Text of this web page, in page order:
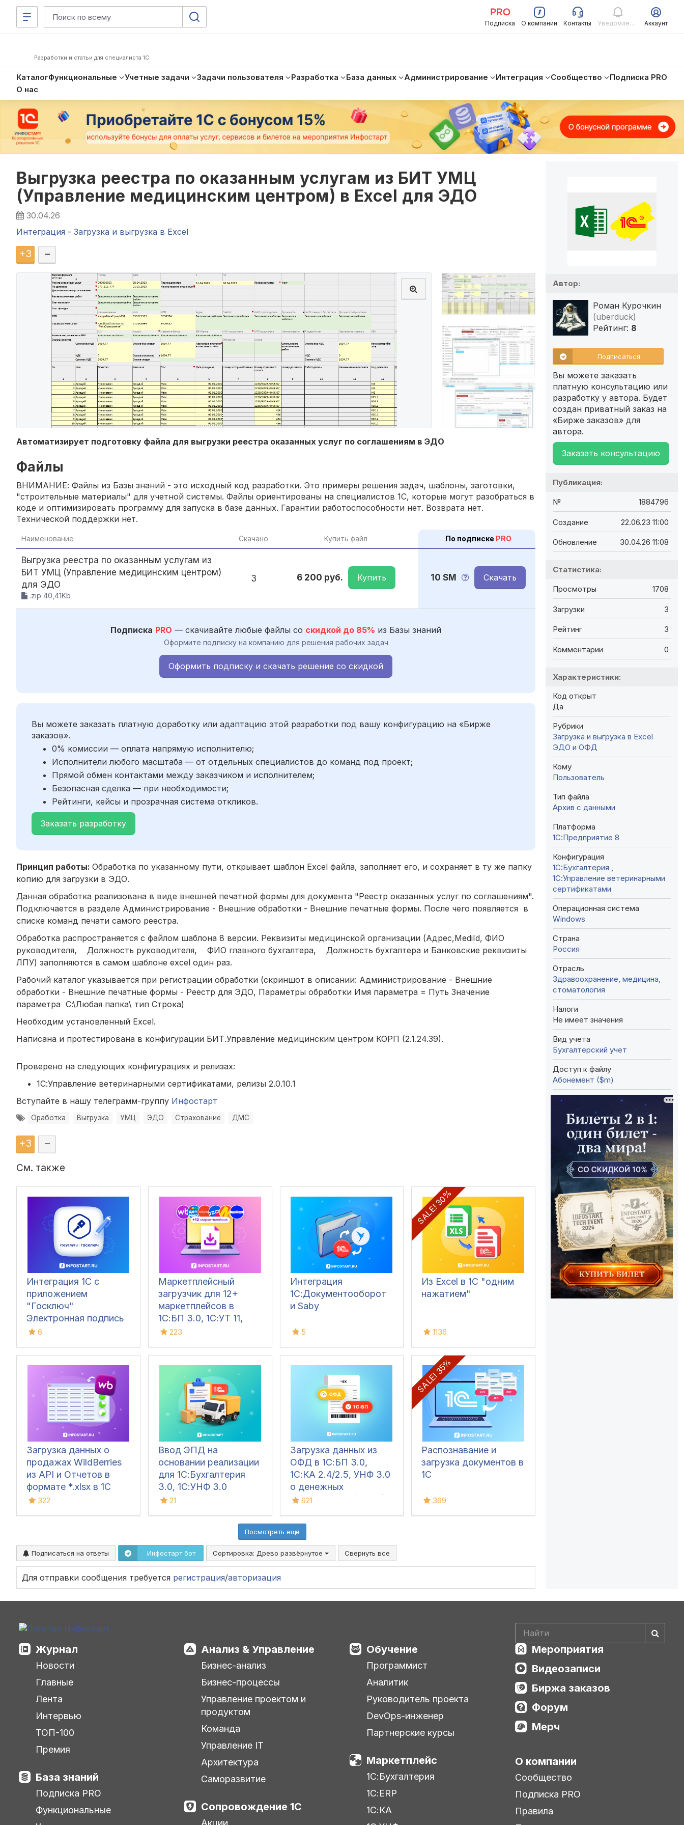
Подписка О компании Контакты Уведомления Аккаунт
Разработки и статьи для специалиста 1С
КаталогФункциональные Учетные задачи Задачи пользователя Разработка База данных Администрирование Интеграция Сообщество
Подписка PRO
О нас
Выгрузка реестра по оказанным услугам из БИТ УМЦ
(Управление медицинским центром) в Excel для ЭДО
30.04.26
Интеграция - Загрузка и выгрузка в Excel
+3 –
Автоматизирует подготовку файла для выгрузки реестра оказанных услуг по соглашениям в ЭДО
Файлы
ВНИМАНИЕ: Файлы из Базы знаний - это исходный код разработки. Это примеры решения задач, шаблоны, заготовки,
"строительные материалы" для учетной системы. Файлы ориентированы на специалистов 1С, которые могут разобраться в
коде и оптимизировать программу для запуска в базе данных. Гарантии работоспособности нет. Возврата нет.
Технической поддержки нет.
Наименование Скачано Купить файл По подписке PRO
Выгрузка реестра по оказанным услугам из
БИТ УМЦ (Управление медицинским центром)
для ЭДО
.zip 40,41Kb
3 6 200 руб. Купить 10 SM Скачать
Подписка PRO — скачивайте любые файлы со скидкой до 85% из Базы знаний
Оформите подписку на компанию для решения рабочих задач
Оформить подписку и скачать решение со скидкой
Вы можете заказать платную доработку или адаптацию этой разработки под вашу конфигурацию на «Бирже
заказов».
0% комиссии — оплата напрямую исполнителю;
Исполнители любого масштаба — от отдельных специалистов до команд под проект;
Прямой обмен контактами между заказчиком и исполнителем;
Безопасная сделка — при необходимости;
Рейтинги, кейсы и прозрачная система откликов.
Заказать разработку
Принцип работы: Обработка по указанному пути, открывает шаблон Excel файла, заполняет его, и сохраняет в ту же папку
копию для загрузки в ЭДО.
Данная обработка реализована в виде внешней печатной формы для документа "Реестр оказанных услуг по соглашениям".
Подключается в разделе Администрирование - Внешние обработки - Внешние печатные формы. После чего появляется в
списке команд печати самого реестра.
Обработка распространяется с файлом шаблона 8 версии. Реквизиты медицинской организации (Адрес,MediId, ФИО
руководителя, Должность руководителя, ФИО главного бухгалтера, Должность бухгалтера и Банковские реквизиты
ЛПУ) заполняются в самом шаблоне excel один раз.
Рабочий каталог указывается при регистрации обработки (скриншот в описании: Администрирование - Внешние
обработки - Внешние печатные формы - Реестр для ЭДО, Параметры обработки Имя параметра = Путь Значение
параметра С:\Любая папка\ тип Строка)
Необходим установленный Excel.
Написана и протестирована в конфигурации БИТ.Управление медицинским центром КОРП (2.1.24.39).
Проверено на следующих конфигурациях и релизах:
1С:Управление ветеринарными сертификатами, релизы 2.0.10.1
Вступайте в нашу телеграмм-группу Инфостарт
Оработка Выгрузка УМЦ ЭДО Страхование ДМС
+3 –
См. также
Интеграция 1С с
приложением
"Госключ"
Электронная подпись
6
Маркетплейсный
загрузчик для 12+
маркетплейсов в
1С:БП 3.0, 1С:УТ 11,
1С:Комплексная,
223
Интеграция
1С:Документооборот
и Saby
5
SALE! 30%
Из Excel в 1С "одним
нажатием"
1136
Загрузка данных о
продажах WildBerries
из API и Отчетов в
формате *.xlsx в 1С
документ «Отчет
322
Ввод ЭПД на
основании реализации
для 1С:Бухгалтерия
3.0, 1С:УНФ 3.0
21
Загрузка данных из
ОФД в 1С:БП 3.0,
1С:КА 2.4/2.5, УНФ 3.0
о денежных
поступлениях (чеках)
621
SALE! 35%
Распознавание и
загрузка документов в
1С
369
Посмотреть ещё
Подписаться на ответы Инфостарт бот Сортировка: Древо развёрнутое Свернуть все
Для отправки сообщения требуется регистрация/авторизация
Автор:
Роман Курочкин
(uberduck)
Рейтинг: 8
Подписаться
Вы можете заказать
платную консультацию или
разработку у автора. Будет
создан приватный заказ на
«Бирже заказов» для
автора.
Заказать консультацию
Публикация:
№ 1884796
Создание 22.06.23 11:00
Обновление 30.04.26 11:08
Статистика:
Просмотры 1708
Загрузки 3
Рейтинг 3
Комментарии 0
Характеристики:
Код открыт
Да
Рубрики
Загрузка и выгрузка в Excel
ЭДО и ОФД
Кому
Пользователь
Тип файла
Архив с данными
Платформа
1С:Предприятие 8
Конфигурация
1C:Бухгалтерия
1С:Управление ветеринарными
сертификатами
Операционная система
Windows
Страна
Россия
Отрасль
Здравоохранение, медицина,
стоматология
Налоги
Не имеет значения
Вид учета
Бухгалтерский учет
Доступ к файлу
Абонемент ($m)
Журнал
Новости
Главные
Лента
Интервью
ТОП-100
Премия
База знаний
Подписка PRO
Функциональные
Анализ & Управление
Бизнес-анализ
Бизнес-процессы
Управление проектом и
продуктом
Команда
Управление IT
Архитектура
Саморазвитие
Сопровождение 1С
Акции
Обучение
Программист
Аналитик
Руководитель проекта
DevOps-инженер
Партнерские курсы
Маркетплейс
1С:Бухгалтерия
1С:ERP
1С:КА
Мероприятия
Видеозаписи
Биржа заказов
Форум
Мерч
О компании
Сообщество
Подписка PRO
Правила